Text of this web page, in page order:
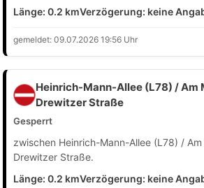
Länge: 0.2 kmVerzögerung: keine
gemeldet: 09.07.2026 19:56 Uhr
Heinrich-Mann-Allee (L78) / Am
Drewitzer Straße
Gesperrt
zwischen Heinrich-Mann-Allee (L78) /
Drewitzer Straße.
Länge: 0.2 kmVerzögerung: keine